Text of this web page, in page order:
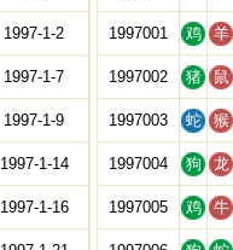
1997-1-2
1997-1-7
1997-1-9
1997-1-14
1997-1-16
1997001 鸡 羊
1997002 猪 鼠
1997003 蛇 猴
1997004 狗 龙
1997005 鸡 牛